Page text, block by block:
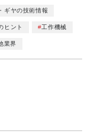
シー
ギヤの技術情報
ヒント 工作機械
業界